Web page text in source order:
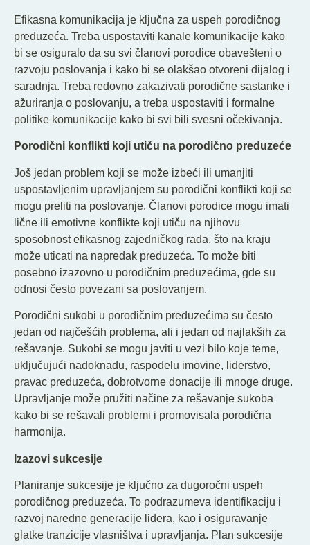
Efikasna komunikacija je ključna za uspeh porodičnog
preduzeća. Treba uspostaviti kanale komunikacije kako
bi se osiguralo da su svi članovi porodice obavešteni o
razvoju poslovanja i kako bi se olakšao otvoreni dijalog i
saradnja. Treba redovno zakazivati porodične sastanke i
ažuriranja o poslovanju, a treba uspostaviti i formalne
politike komunikacije kako bi svi bili svesni očekivanja.
Porodični konflikti koji utiču na porodično preduzeće
Još jedan problem koji se može izbeći ili umanjiti
uspostavljenim upravljanjem su porodični konflikti koji se
mogu preliti na poslovanje. Članovi porodice mogu imati
lične ili emotivne konflikte koji utiču na njihovu
sposobnost efikasnog zajedničkog rada, što na kraju
može uticati na napredak preduzeća. To može biti
posebno izazovno u porodičnim preduzećima, gde su
odnosi često povezani sa poslovanjem.
Porodični sukobi u porodičnim preduzećima su često
jedan od najčešćih problema, ali i jedan od najlakših za
rešavanje. Sukobi se mogu javiti u vezi bilo koje teme,
uključujući nadoknadu, raspodelu imovine, liderstvo,
pravac preduzeća, dobrotvorne donacije ili mnoge druge.
Upravljanje može pružiti načine za rešavanje sukoba
kako bi se rešavali problemi i promovisala porodična
harmonija.
Izazovi sukcesije
Planiranje sukcesije je ključno za dugoročni uspeh
porodičnog preduzeća. To podrazumeva identifikaciju i
razvoj naredne generacije lidera, kao i osiguravanje
glatke tranzicije vlasništva i upravljanja. Plan sukcesije